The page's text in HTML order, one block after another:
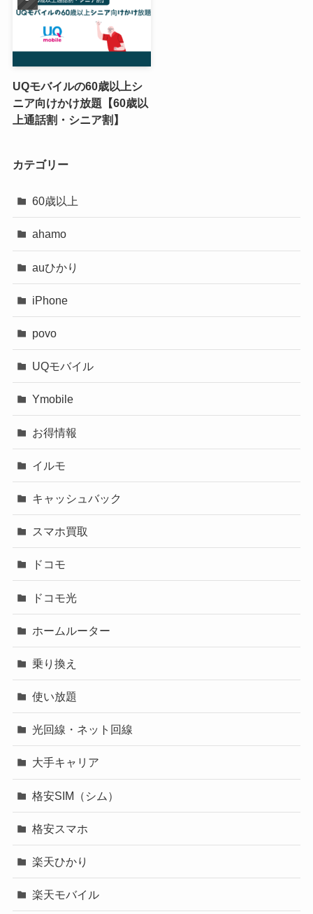
UQモバイルの60歳以上シ
ニア向けかけ放題【60歳以
上通話割・シニア割】
カテゴリー
60歳以上
ahamo
auひかり
iPhone
povo
UQモバイル
Ymobile
お得情報
イルモ
キャッシュバック
スマホ買取
ドコモ
ドコモ光
ホームルーター
乗り換え
使い放題
光回線・ネット回線
大手キャリア
格安SIM（シム）
格安スマホ
楽天ひかり
楽天モバイル